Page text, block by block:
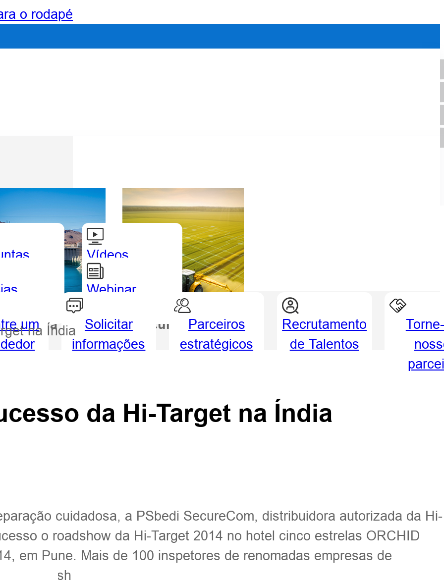
o rodapé
Agricultura
Vídeos
tutoriais
Webinar
um
Solicitar
informações
Parceiros
estratégicos
Recrutamento
de Talentos
na Índia
da Hi-Target na Índia
cuidadosa, a PSbedi SecureCom, distribuidora autorizada da Hi-
o roadshow da Hi-Target 2014 no hotel cinco estrelas ORCHID
em Pune. Mais de 100 inspetores de renomadas empresas de
ao roadshow.